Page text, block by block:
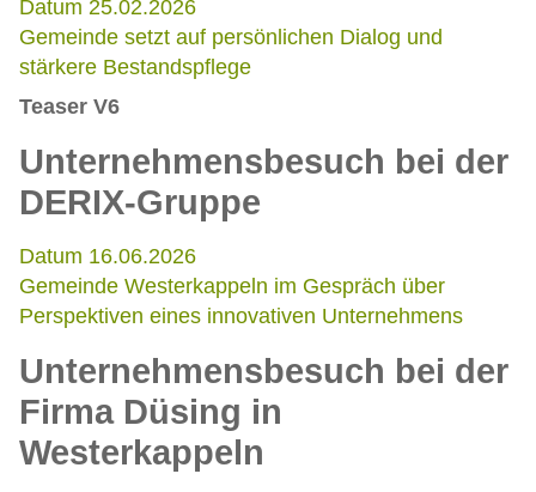
Datum 25.02.2026
Gemeinde setzt auf persönlichen Dialog und
stärkere Bestandspflege
Teaser V6
Unternehmensbesuch bei der
DERIX-Gruppe
Datum 16.06.2026
Gemeinde Westerkappeln im Gespräch über
Perspektiven eines innovativen Unternehmens
Unternehmensbesuch bei der
Firma Düsing in
Westerkappeln